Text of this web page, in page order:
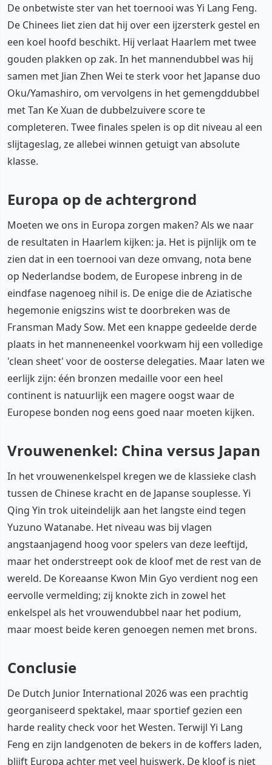
De onbetwiste ster van het toernooi was Yi Lang Feng.
De Chinees liet zien dat hij over een ijzersterk gestel en
een koel hoofd beschikt. Hij verlaat Haarlem met twee
gouden plakken op zak. In het mannendubbel was hij
samen met Jian Zhen Wei te sterk voor het Japanse duo
Oku/Yamashiro, om vervolgens in het gemengddubbel
met Tan Ke Xuan de dubbelzuivere score te
completeren. Twee finales spelen is op dit niveau al een
slijtageslag, ze allebei winnen getuigt van absolute
klasse.
Europa op de achtergrond
Moeten we ons in Europa zorgen maken? Als we naar
de resultaten in Haarlem kijken: ja. Het is pijnlijk om te
zien dat in een toernooi van deze omvang, nota bene
op Nederlandse bodem, de Europese inbreng in de
eindfase nagenoeg nihil is. De enige die de Aziatische
hegemonie enigszins wist te doorbreken was de
Fransman Mady Sow. Met een knappe gedeelde derde
plaats in het manneneenkel voorkwam hij een volledige
'clean sheet' voor de oosterse delegaties. Maar laten we
eerlijk zijn: één bronzen medaille voor een heel
continent is natuurlijk een magere oogst waar de
Europese bonden nog eens goed naar moeten kijken.
Vrouwenenkel: China versus Japan
In het vrouwenenkelspel kregen we de klassieke clash
tussen de Chinese kracht en de Japanse souplesse. Yi
Qing Yin trok uiteindelijk aan het langste eind tegen
Yuzuno Watanabe. Het niveau was bij vlagen
angstaanjagend hoog voor spelers van deze leeftijd,
maar het onderstreept ook de kloof met de rest van de
wereld. De Koreaanse Kwon Min Gyo verdient nog een
eervolle vermelding; zij knokte zich in zowel het
enkelspel als het vrouwendubbel naar het podium,
maar moest beide keren genoegen nemen met brons.
Conclusie
De Dutch Junior International 2026 was een prachtig
georganiseerd spektakel, maar sportief gezien een
harde reality check voor het Westen. Terwijl Yi Lang
Feng en zijn landgenoten de bekers in de koffers laden,
blijft Europa achter met veel huiswerk. De kloof is niet